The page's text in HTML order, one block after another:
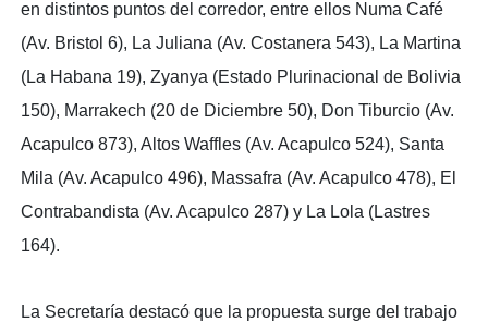
en distintos puntos del corredor, entre ellos Numa Café
(Av. Bristol 6), La Juliana (Av. Costanera 543), La Martina
(La Habana 19), Zyanya (Estado Plurinacional de Bolivia
150), Marrakech (20 de Diciembre 50), Don Tiburcio (Av.
Acapulco 873), Altos Waffles (Av. Acapulco 524), Santa
Mila (Av. Acapulco 496), Massafra (Av. Acapulco 478), El
Contrabandista (Av. Acapulco 287) y La Lola (Lastres
164).
La Secretaría destacó que la propuesta surge del trabajo